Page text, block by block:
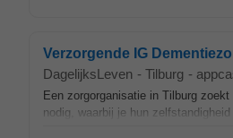
Verzorgende IG
DagelijksLeven - Tilburg -
Een zorgorganisatie in Tilburg zoekt
nodig, waarbij je hun